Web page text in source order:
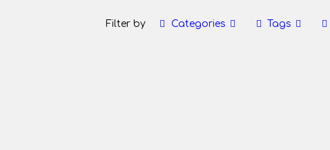
Filter by Categories Tags